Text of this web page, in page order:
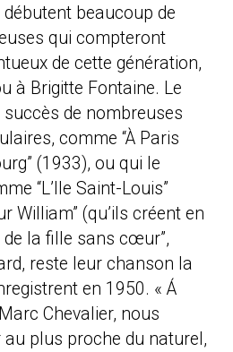
beaucoup de
qui compteront
de cette génération,
à Brigitte Fontaine. Le
de nombreuses
comme “À Paris
(1933), ou qui le
“L’Ile Saint-Louis”
William” (qu’ils créent en
de la fille sans cœur”,
reste leur chanson la
en 1950. « Á
Chevalier, nous
plus proche du naturel,